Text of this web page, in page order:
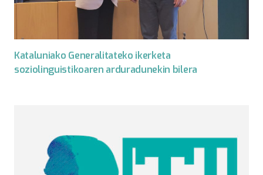
Kataluniako Generalitateko ikerketa
soziolinguistikoaren arduradunekin bilera